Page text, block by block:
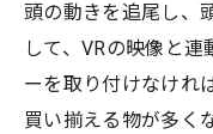
頭の動きを追尾し、
して、VRの映像と
ーを取り付けなけれ
買い揃える物が多く